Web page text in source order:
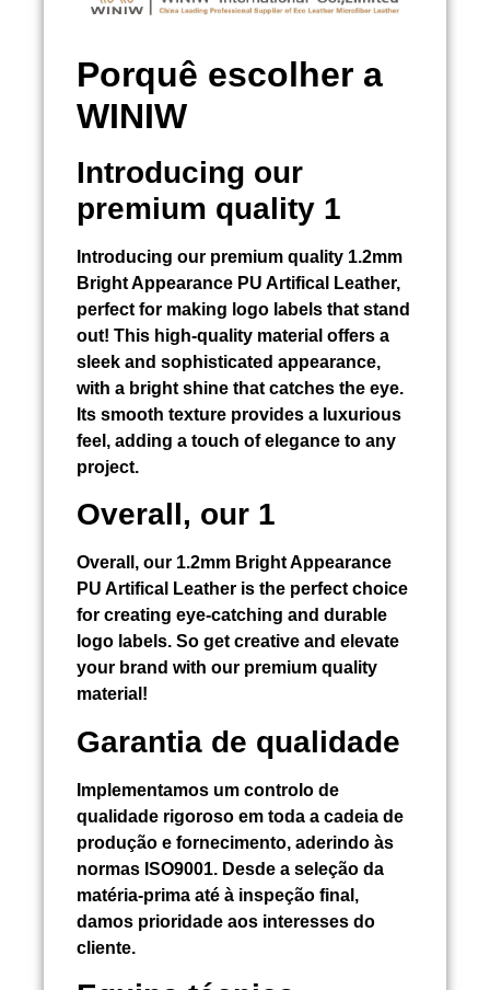
Porquê escolher a
WINIW
Introducing our
premium quality 1
Introducing our premium quality 1.2mm
Bright Appearance PU Artifical Leather,
perfect for making logo labels that stand
out! This high-quality material offers a
sleek and sophisticated appearance,
with a bright shine that catches the eye.
Its smooth texture provides a luxurious
feel, adding a touch of elegance to any
project.
Overall, our 1
Overall, our 1.2mm Bright Appearance
PU Artifical Leather is the perfect choice
for creating eye-catching and durable
logo labels. So get creative and elevate
your brand with our premium quality
material!
Garantia de qualidade
Implementamos um controlo de
qualidade rigoroso em toda a cadeia de
produção e fornecimento, aderindo às
normas ISO9001. Desde a seleção da
matéria-prima até à inspeção final,
damos prioridade aos interesses do
cliente.